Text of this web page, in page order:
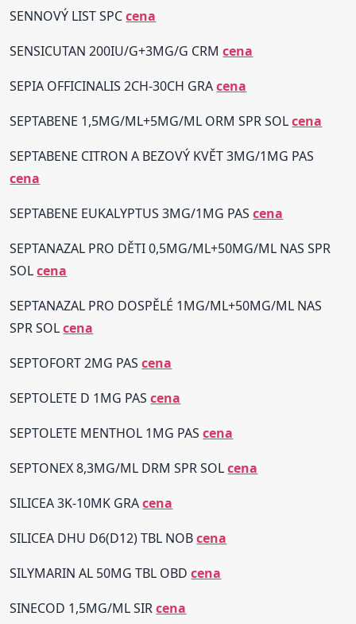
SENNOVÝ LIST SPCcena
SENSICUTAN 200IU/G+3MG/G CRMcena
SEPIA OFFICINALIS 2CH-30CH GRAcena
SEPTABENE 1,5MG/ML+5MG/ML ORM SPR SOLcena
SEPTABENE CITRON A BEZOVÝ KVĚT 3MG/1MG PAS
cena
SEPTABENE EUKALYPTUS 3MG/1MG PAScena
SEPTANAZAL PRO DĚTI 0,5MG/ML+50MG/ML NAS SPR
SOLcena
SEPTANAZAL PRO DOSPĚLÉ 1MG/ML+50MG/ML NAS
SPR SOLcena
SEPTOFORT 2MG PAScena
SEPTOLETE D 1MG PAScena
SEPTOLETE MENTHOL 1MG PAScena
SEPTONEX 8,3MG/ML DRM SPR SOLcena
SILICEA 3K-10MK GRAcena
SILICEA DHU D6(D12) TBL NOBcena
SILYMARIN AL 50MG TBL OBDcena
SINECOD 1,5MG/ML SIRcena